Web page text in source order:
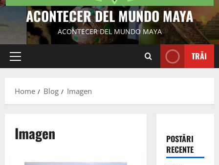
ACONTECER DEL MUNDO MAYA
ACONTECER DEL MUNDO MAYA
Primary
TRĂI
Home Blog Imagen
Imagen
POSTĂRI
RECENTE